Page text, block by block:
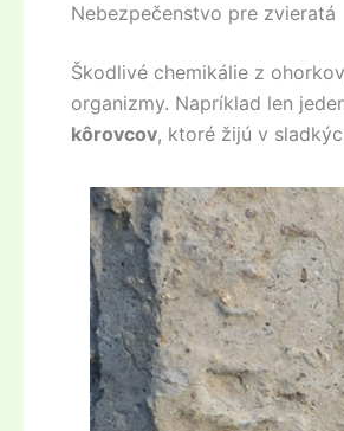
Nebezpečenstvo pre zvieratá
Škodlivé chemikálie z
organizmy. Napríklad len
kôrovcov, ktoré žijú v